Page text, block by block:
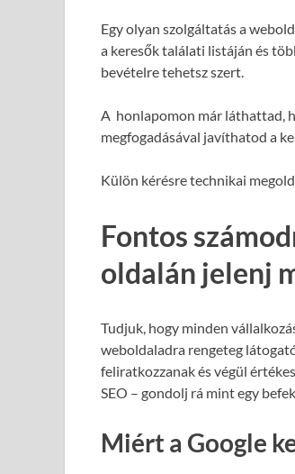
Egy olyan szolgáltatás a
a keresők találati listáján és
bevételre tehetsz szert.
A honlapomon már láthattad,
megfogadásával javíthatod a
Külön kérésre technikai
Fontos
oldalán jelenj
Tudjuk, hogy minden
weboldaladra rengeteg
feliratkozzanak és végül
SEO – gondolj rá mint egy
Miért a Google